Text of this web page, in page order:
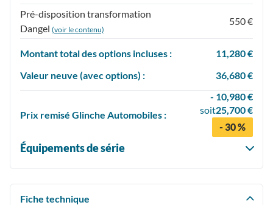
Pré-disposition transformation
Dangel (voir le contenu)
550 €
Montant total des options incluses :
11,280 €
Valeur neuve (avec options) :
36,680 €
Prix remisé Glinche Automobiles :
- 10,980 €
soit25,700 €
- 30 %
Équipements de série
Fiche technique